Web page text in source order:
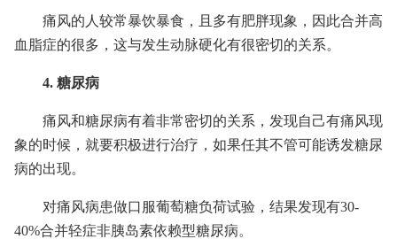
痛风的人较常暴饮暴食，且多有肥胖现象，因此合并高
血脂症的很多，这与发生动脉硬化有很密切的关系。
4. 糖尿病
痛风和糖尿病有着非常密切的关系，发现自己有痛风现
象的时候，就要积极进行治疗，如果任其不管可能诱发糖尿
病的出现。
对痛风病患做口服葡萄糖负荷试验，结果发现有30-
40%合并轻症非胰岛素依赖型糖尿病。